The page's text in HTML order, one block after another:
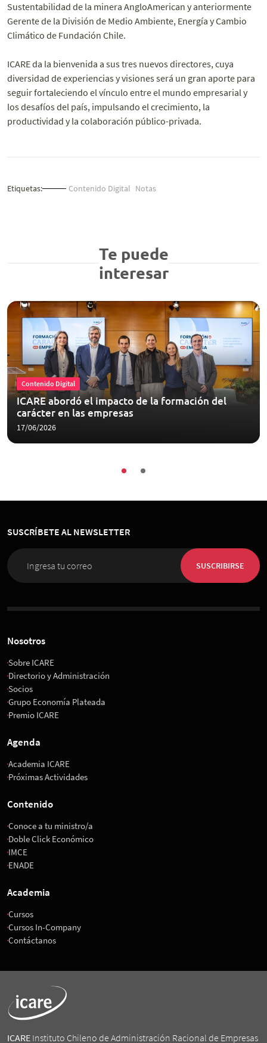
Sustentabilidad de la minera AngloAmerican y anteriormente
Gerente de la División de Medio Ambiente, Energía y Cambio
Climático de Fundación Chile.
ICARE da la bienvenida a sus tres nuevos directores, cuya
diversidad de experiencias y visiones será un gran aporte para
seguir fortaleciendo el vínculo entre el mundo empresarial y
los desafíos del país, impulsando el crecimiento, la
productividad y la colaboración público-privada.
Etiquetas: Contenido Digital Notas
Te puede
interesar
Contenido Digital
ICARE abordó el impacto de la formación del
carácter en las empresas
17/06/2026
SUSCRÍBETE AL NEWSLETTER
SUSCRIBIRSE
Nosotros
Sobre ICARE
Directorio y Administración
Socios
Grupo Economía Plateada
Premio ICARE
Agenda
Academia ICARE
Próximas Actividades
Contenido
Conoce a tu ministro/a
Doble Click Económico
IMCE
ENADE
Academia
Cursos
Cursos In-Company
Contáctanos
ICARE Instituto Chileno de Administración Racional de Empresas